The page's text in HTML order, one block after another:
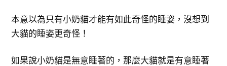
本意以為只有小奶貓才能有如此奇怪的睡姿，沒想到
大貓的睡姿更奇怪！
如果說小奶貓是無意睡著的，那麼大貓就是有意睡著